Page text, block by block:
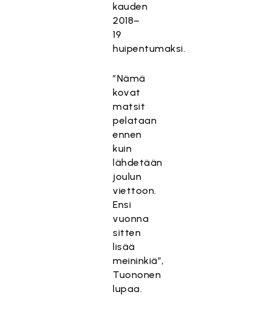
kauden
2018–
19
huipentumaksi.
”Nämä
kovat
matsit
pelataan
ennen
kuin
lähdetään
joulun
viettoon.
Ensi
vuonna
sitten
lisää
meininkiä”,
Tuononen
lupaa.